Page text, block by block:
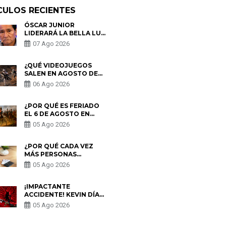
RECIENTES
ÓSCAR JUNIOR
LIDERARÁ LA BELLA LUZ
TRAS SALIDA DE SU
PADRE POR POLÉMICA
07 Ago 2026
¿QUÉ VIDEOJUEGOS
SALEN EN AGOSTO DE
2026? ESTOS SON LOS
ESTRENOS MÁS
06 Ago 2026
¿POR QUÉ ES FERIADO
EL 6 DE AGOSTO EN
PERÚ? ESTA ES LA
HISTORIA
05 Ago 2026
¿POR QUÉ CADA VEZ
MÁS PERSONAS
UTILIZAN UNA VPN
PARA PROTEGER SU
05 Ago 2026
¡IMPACTANTE
ACCIDENTE! KEVIN DÍAZ
CAE DESDE OCHO
METROS EN “ESTO ES
05 Ago 2026